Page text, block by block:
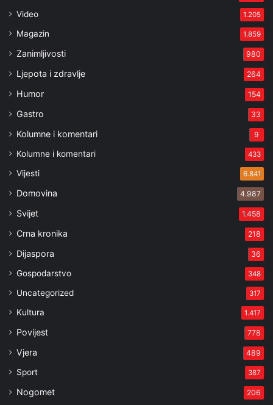
Video 1.205
Magazin 1.859
Zanimljivosti 980
Ljepota i zdravlje 264
Humor 154
Gastro 33
Kolumne i komentari 9
Kolumne i komentari 433
Vijesti 6.841
Domovina 4.987
Svijet 1.458
Crna kronika 218
Dijaspora 36
Gospodarstvo 348
Uncategorized 317
Kultura 1.417
Povijest 778
Vjera 489
Sport 387
Nogomet 206